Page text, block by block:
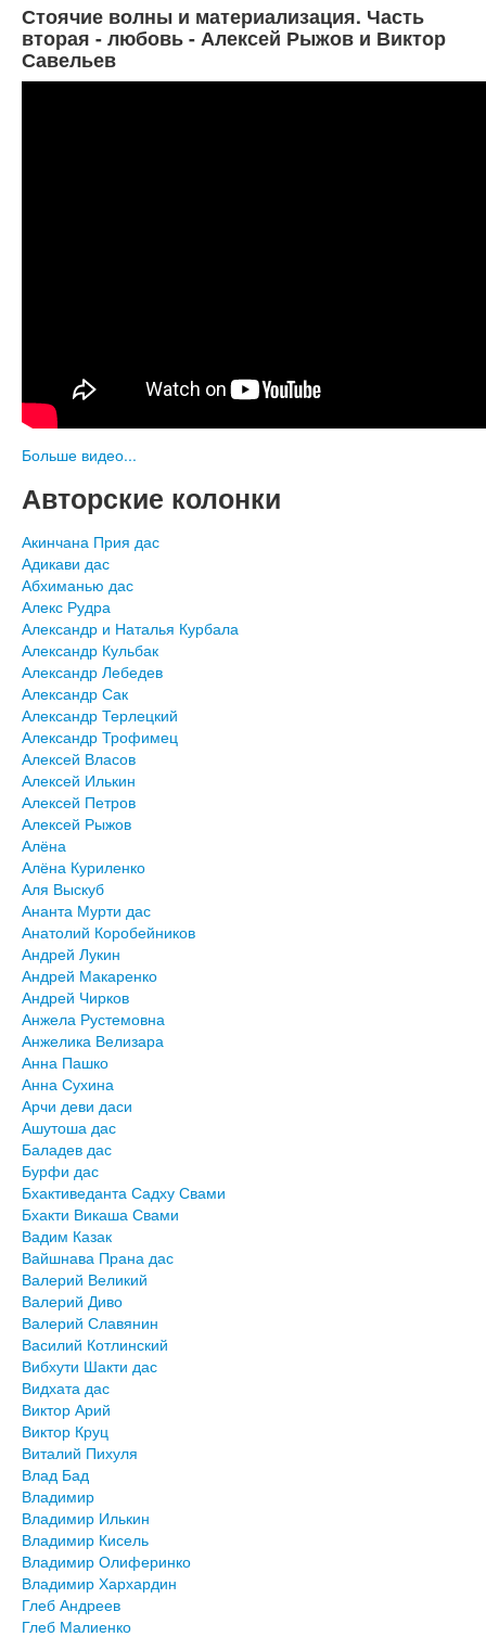
Стоячие волны и материализация. Часть
вторая - любовь - Алексей Рыжов и Виктор
Савельев
Больше видео...
Авторские колонки
Акинчана Прия дас
Адикави дас
Абхиманью дас
Алекс Рудра
Александр и Наталья Курбала
Александр Кульбак
Александр Лебедев
Александр Сак
Александр Терлецкий
Александр Трофимец
Алексей Власов
Алексей Илькин
Алексей Петров
Алексей Рыжов
Алёна
Алёна Куриленко
Аля Выскуб
Ананта Мурти дас
Анатолий Коробейников
Андрей Лукин
Андрей Макаренко
Андрей Чирков
Анжела Рустемовна
Анжелика Велизара
Анна Пашко
Анна Сухина
Арчи деви даси
Ашутоша дас
Баладев дас
Бурфи дас
Бхактиведанта Садху Свами
Бхакти Викаша Свами
Вадим Казак
Вайшнава Прана дас
Валерий Великий
Валерий Диво
Валерий Славянин
Василий Котлинский
Вибхути Шакти дас
Видхата дас
Виктор Арий
Виктор Круц
Виталий Пихуля
Влад Бад
Владимир
Владимир Илькин
Владимир Кисель
Владимир Олиферинко
Владимир Хархардин
Глеб Андреев
Глеб Малиенко